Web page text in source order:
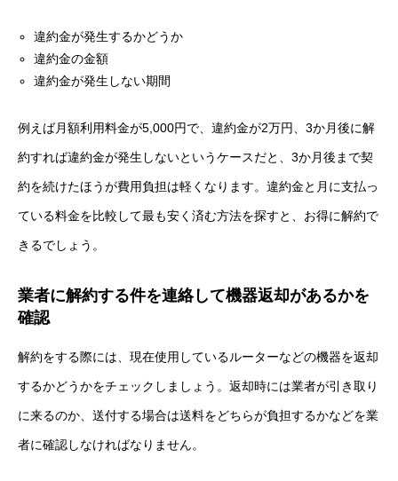
違約金が発生するかどうか
違約金の金額
違約金が発生しない期間
例えば月額利用料金が5,000円で、違約金が2万円、3か月後に解
約すれば違約金が発生しないというケースだと、3か月後まで契
約を続けたほうが費用負担は軽くなります。違約金と月に支払っ
ている料金を比較して最も安く済む方法を探すと、お得に解約で
きるでしょう。
業者に解約する件を連絡して機器返却があるかを
確認
解約をする際には、現在使用しているルーターなどの機器を返却
するかどうかをチェックしましょう。返却時には業者が引き取り
に来るのか、送付する場合は送料をどちらが負担するかなどを業
者に確認しなければなりません。